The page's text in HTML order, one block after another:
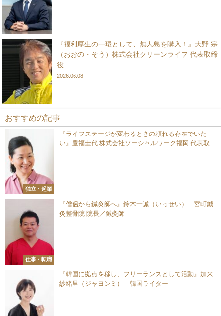
『福利厚生の一環として、無人島を購入！』大野 宗
（おおの・そう）株式会社クリーンライフ 代表取締
役
2026.06.08
おすすめの記事
独立・起業
『ライフステージが変わるときの頼れる存在でいた
い』豊福圭代 株式会社ソーシャルワーク福岡 代表取締
仕事・転職
『僧侶から鍼灸師へ』鈴木一誠（いっせい） 宮町鍼
灸整骨院 院長／鍼灸師
『韓国に拠点を移し、フリーランスとして活動』加来
紗緒里（ジャヨンミ） 韓国ライター